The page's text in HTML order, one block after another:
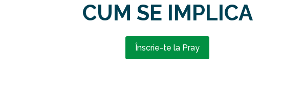
CUM SE IMPLICA
Înscrie-te la Pray